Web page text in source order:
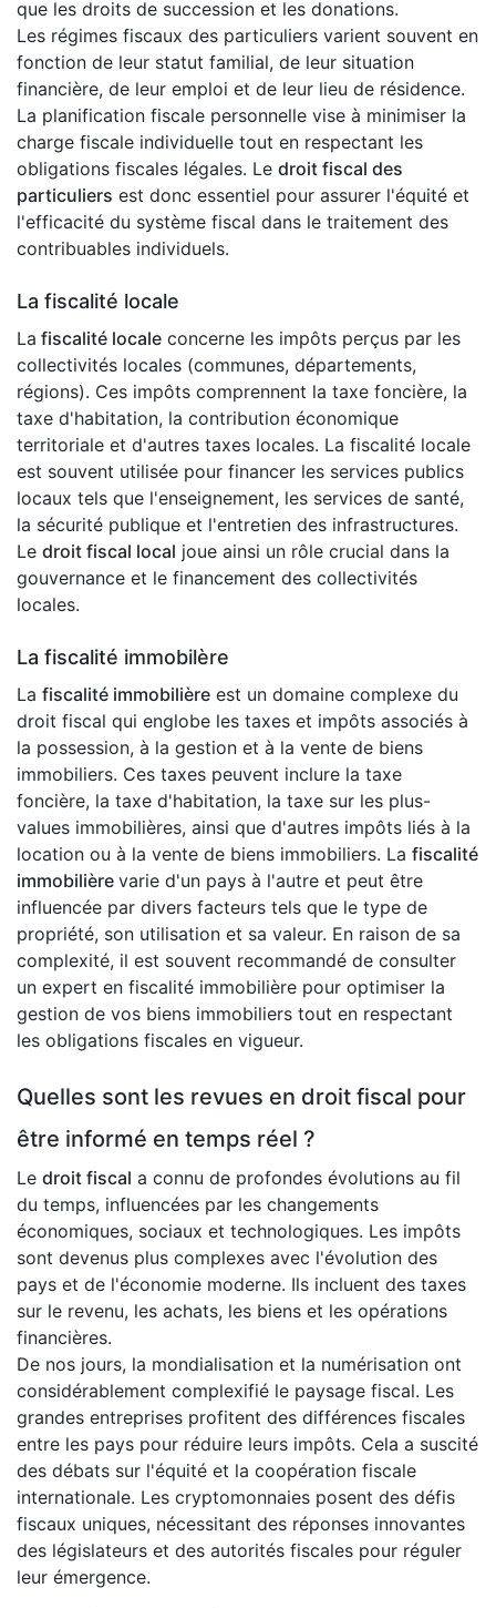
que les droits de succession et les donations.
Les régimes fiscaux des particuliers varient souvent en
fonction de leur statut familial, de leur situation
financière, de leur emploi et de leur lieu de résidence.
La planification fiscale personnelle vise à minimiser la
charge fiscale individuelle tout en respectant les
obligations fiscales légales. Le droit fiscal des
particuliers est donc essentiel pour assurer l'équité et
l'efficacité du système fiscal dans le traitement des
contribuables individuels.
La fiscalité locale
La fiscalité locale concerne les impôts perçus par les
collectivités locales (communes, départements,
régions). Ces impôts comprennent la taxe foncière, la
taxe d'habitation, la contribution économique
territoriale et d'autres taxes locales. La fiscalité locale
est souvent utilisée pour financer les services publics
locaux tels que l'enseignement, les services de santé,
la sécurité publique et l'entretien des infrastructures.
Le droit fiscal local joue ainsi un rôle crucial dans la
gouvernance et le financement des collectivités
locales.
La fiscalité immobilère
La fiscalité immobilière est un domaine complexe du
droit fiscal qui englobe les taxes et impôts associés à
la possession, à la gestion et à la vente de biens
immobiliers. Ces taxes peuvent inclure la taxe
foncière, la taxe d'habitation, la taxe sur les plus-
values immobilières, ainsi que d'autres impôts liés à la
location ou à la vente de biens immobiliers. La fiscalité
immobilière varie d'un pays à l'autre et peut être
influencée par divers facteurs tels que le type de
propriété, son utilisation et sa valeur. En raison de sa
complexité, il est souvent recommandé de consulter
un expert en fiscalité immobilière pour optimiser la
gestion de vos biens immobiliers tout en respectant
les obligations fiscales en vigueur.
Quelles sont les revues en droit fiscal pour
être informé en temps réel ?
Le droit fiscal a connu de profondes évolutions au fil
du temps, influencées par les changements
économiques, sociaux et technologiques. Les impôts
sont devenus plus complexes avec l'évolution des
pays et de l'économie moderne. Ils incluent des taxes
sur le revenu, les achats, les biens et les opérations
financières.
De nos jours, la mondialisation et la numérisation ont
considérablement complexifié le paysage fiscal. Les
grandes entreprises profitent des différences fiscales
entre les pays pour réduire leurs impôts. Cela a suscité
des débats sur l'équité et la coopération fiscale
internationale. Les cryptomonnaies posent des défis
fiscaux uniques, nécessitant des réponses innovantes
des législateurs et des autorités fiscales pour réguler
leur émergence.